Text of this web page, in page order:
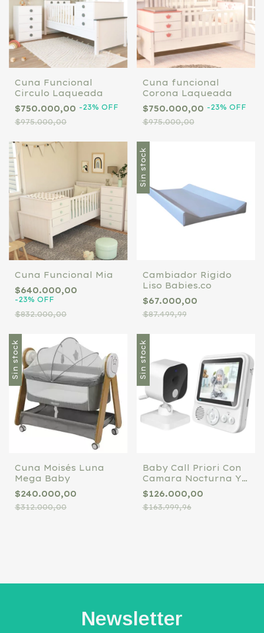
Cuna Funcional
Circulo Laqueada
$750.000,00 -23% OFF
$975.000,00
Cuna funcional
Corona Laqueada
$750.000,00 -23% OFF
$975.000,00
Cuna Funcional Mia
$640.000,00
-23% OFF
$832.000,00
Sin stock
Cambiador Rigido
Liso Babies.co
$67.000,00
$87.499,99
Sin stock
Cuna Moisés Luna
Mega Baby
$240.000,00
$312.000,00
Sin stock
Baby Call Priori Con
Camara Nocturna Y
Temperatura
Ambiente
$126.000,00
$163.999,96
Newsletter